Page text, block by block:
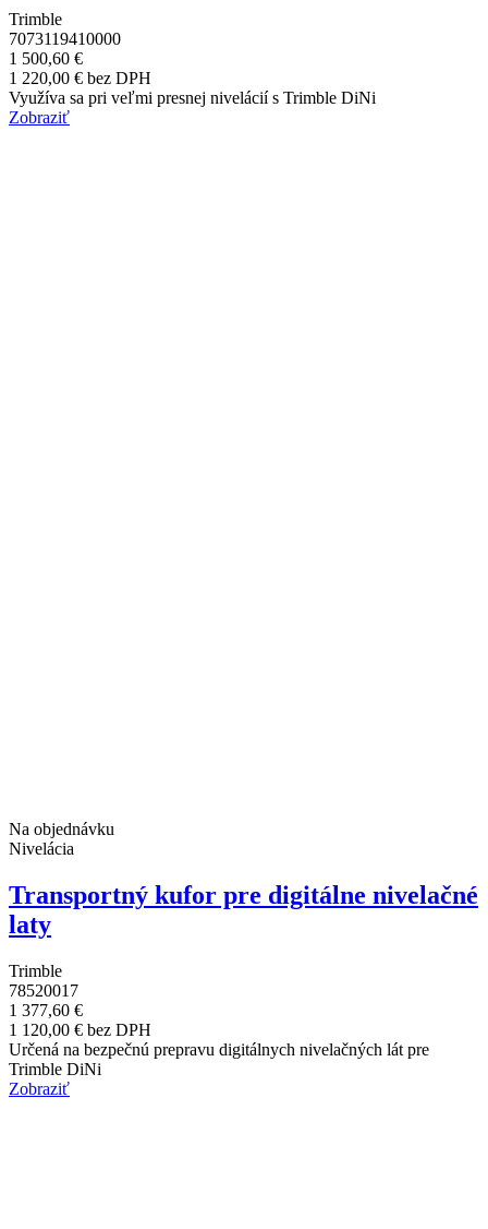
Trimble
7073119410000
1 500,60 €
1 220,00 € bez DPH
Využíva sa pri veľmi presnej nivelácií s Trimble DiNi
Zobraziť
Na objednávku
Nivelácia
Transportný kufor pre digitálne nivelačné
laty
Trimble
78520017
1 377,60 €
1 120,00 € bez DPH
Určená na bezpečnú prepravu digitálnych nivelačných lát pre
Trimble DiNi
Zobraziť